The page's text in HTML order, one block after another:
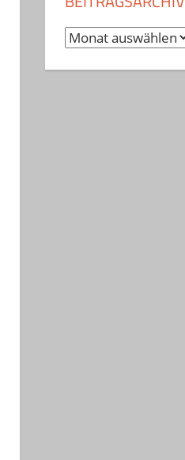
Beitragsarchiv